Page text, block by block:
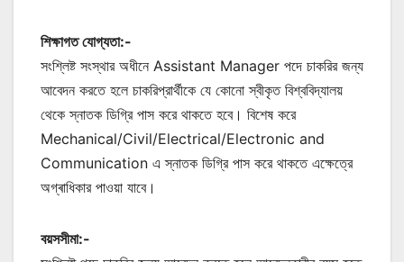
শিক্ষাগত যোগ্যতা:-
সংশ্লিষ্ট সংস্থার অধীনে Assistant Manager পদে চাকরির জন্য
আবেদন করতে হলে চাকরিপ্রার্থীকে যে কোনো স্বীকৃত বিশ্ববিদ্যালয়
থেকে স্নাতক ডিগ্রি পাস করে থাকতে হবে। বিশেষ করে
Mechanical/Civil/Electrical/Electronic and
Communication এ স্নাতক ডিগ্রি পাস করে থাকতে এক্ষেত্রে
অগ্ৰাধিকার পাওয়া যাবে।
বয়সসীমা:-